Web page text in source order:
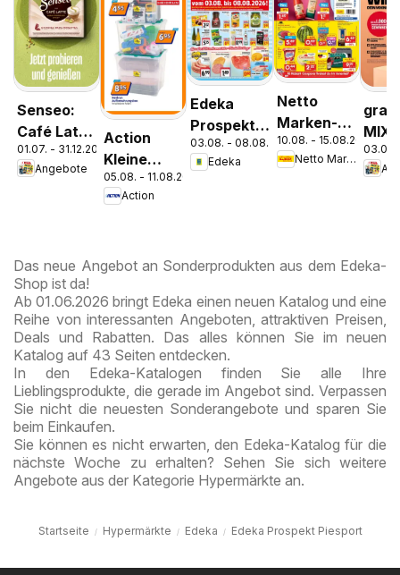
Senseo:
Café Latte
Dubai
Chocolate
01.07. - 31.12.2026
Angebote
Action
Kleine
Preise,
große
05.08. - 11.08.2026
Action
Edeka
Prospekt
Parchim
03.08. - 08.08.2026
Edeka
Netto
Marken-
Discount
Prospekt
10.08. - 15.08.2026
Netto Marken-Discount
MIX-
03.08.
Das neue Angebot an Sonderprodukten aus dem Edeka-
Shop ist da!
Ab 01.06.2026 bringt Edeka einen neuen Katalog und eine
Reihe von interessanten Angeboten, attraktiven Preisen,
Deals und Rabatten. Das alles können Sie im neuen
Katalog auf 43 Seiten entdecken.
In den Edeka-Katalogen finden Sie alle Ihre
Lieblingsprodukte, die gerade im Angebot sind. Verpassen
Sie nicht die neuesten Sonderangebote und sparen Sie
beim Einkaufen.
Sie können es nicht erwarten, den Edeka-Katalog für die
nächste Woche zu erhalten? Sehen Sie sich weitere
Angebote aus der Kategorie Hypermärkte an.
Startseite Hypermärkte Edeka Edeka Prospekt Piesport